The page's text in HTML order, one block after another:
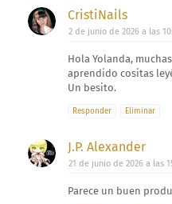
CristiNails
2 de junio de 2026 a las
Hola Yolanda,
aprendido cositas
Un besito.
Responder Eliminar
J.P. Alexander
21 de junio de 2026 a las
Parece un buen